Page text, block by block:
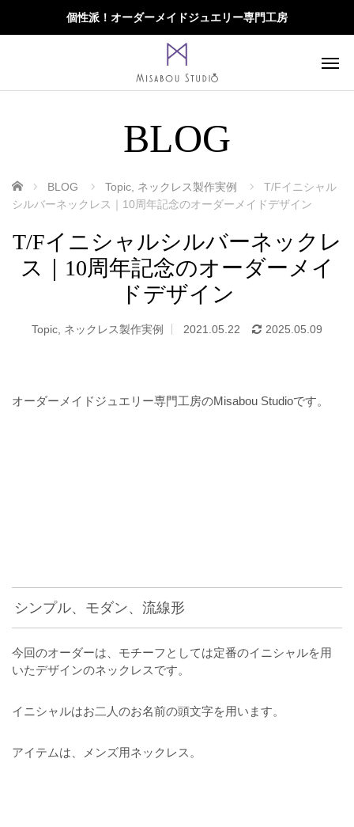
個性派！オーダーメイドジュエリー専門工房
BLOG
ホーム BLOG Topic, ネックレス製作実例
T/Fイニシャル
シルバーネックレス｜10周年記念のオーダーメイドデザイン
T/Fイニシャルシルバーネックレ
ス｜10周年記念のオーダーメイ
ドデザイン
Topic, ネックレス製作実例 2021.05.22 2025.05.09
オーダーメイドジュエリー専門工房のMisabou Studioです。
シンプル、モダン、流線形
今回のオーダーは、モチーフとしては定番のイニシャルを用
いたデザインのネックレスです。
イニシャルはお二人のお名前の頭文字を用います。
アイテムは、メンズ用ネックレス。